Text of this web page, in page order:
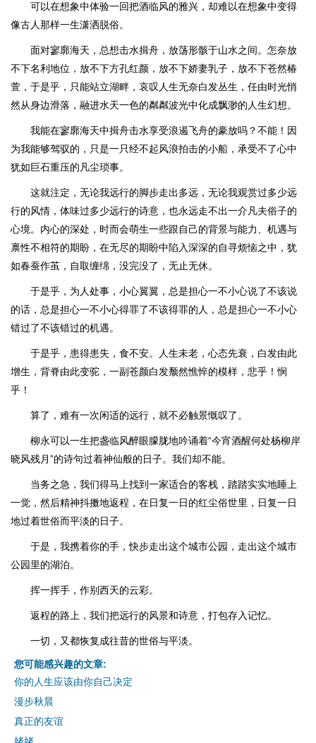
可以在想象中体验一回把酒临风的雅兴，却难以在想象中变得
像古人那样一生潇洒脱俗。
面对寥廓海天，总想击水揖舟，放荡形骸于山水之间。怎奈放
不下名利地位，放不下方孔红颜，放不下娇妻乳子，放不下苍然椿
萱，于是乎，只能站立湖畔，哀叹人生无奈白发丛生，任由时光悄
然从身边滑落，融进水天一色的粼粼波光中化成飘渺的人生幻想。
我能在寥廓海天中揖舟击水享受浪遏飞舟的豪放吗？不能！因
为我能够驾驭的，只是一只经不起风浪拍击的小船，承受不了心中
犹如巨石重压的凡尘琐事。
这就注定，无论我远行的脚步走出多远，无论我观赏过多少远
行的风情，体味过多少远行的诗意，也永远走不出一介凡夫俗子的
心境。内心的深处，时而会萌生一些跟自己的背景与能力、机遇与
禀性不相符的期盼，在无尽的期盼中陷入深深的自寻烦恼之中，犹
如春蚕作茧，自取缠绵，没完没了，无止无休。
于是乎，为人处事，小心翼翼，总是担心一不小心说了不该说
的话，总是担心一不小心得罪了不该得罪的人，总是担心一不小心
错过了不该错过的机遇。
于是乎，患得患失，食不安。人生未老，心态先衰，白发由此
增生，背脊由此变驼，一副苍颜白发颓然憔悴的模样，悲乎！悯
乎！
算了，难有一次闲适的远行，就不必触景慨叹了。
柳永可以一生把盏临风醉眼朦胧地吟诵着“今宵酒醒何处杨柳岸
晓风残月”的诗句过着神仙般的日子。我们却不能。
当务之急，我们得马上找到一家适合的客栈，踏踏实实地睡上
一觉，然后精神抖擞地返程，在日复一日的红尘俗世里，日复一日
地过着世俗而平淡的日子。
于是，我携着你的手，快步走出这个城市公园，走出这个城市
公园里的湖泊。
挥一挥手，作别西天的云彩。
返程的路上，我们把远行的风景和诗意，打包存入记忆。
一切，又都恢复成往昔的世俗与平淡。
您可能感兴趣的文章:
你的人生应该由你自己决定
漫步秋晨
真正的友谊